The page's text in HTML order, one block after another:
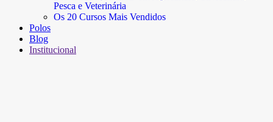
Pesca e Veterinária
Os 20 Cursos Mais Vendidos
Polos
Blog
Institucional